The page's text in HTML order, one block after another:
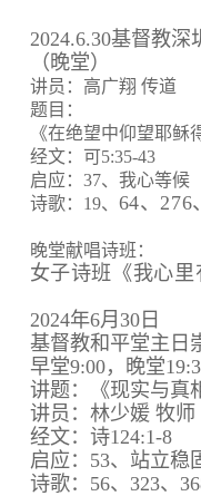
2024.6.30基督教
（晚堂）
讲员：高广翔 传道
题目：
《在绝望中仰望耶稣
经文：可5:35-43
启应：37、我心等候
诗歌：19、 64、 276、
晚堂献唱诗班：
女子诗班《我心里
2024年6月30日
基督教和平堂主日
早堂9:00，晚堂
讲题：《现实与真
讲员：林少媛 牧师
经文：诗124:1-8
启应：53、站立稳
诗歌：56、323、